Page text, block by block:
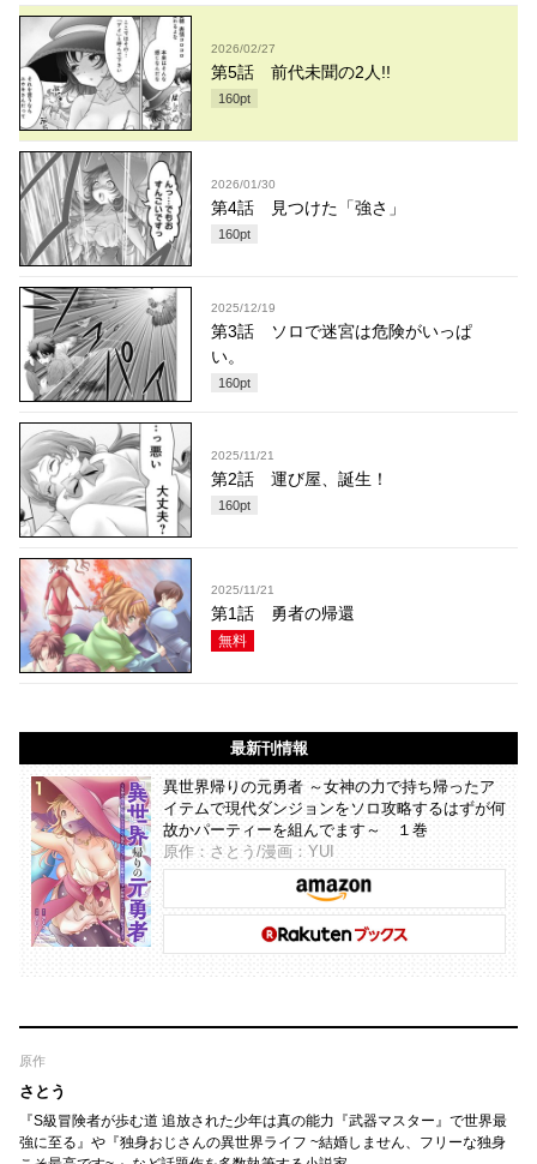
2026/02/27
第5話 前代未聞の2人!!
160pt
2026/01/30
第4話 見つけた「強さ」
160pt
2025/12/19
第3話 ソロで迷宮は危険がいっぱ
い。
160pt
2025/11/21
第2話 運び屋、誕生！
160pt
2025/11/21
第1話 勇者の帰還
無料
最新刊情報
異世界帰りの元勇者 ～女神の力で持ち帰ったア
イテムで現代ダンジョンをソロ攻略するはずが何
故かパーティーを組んでます～ １巻
原作：さとう/漫画：YUI
原作
さとう
『S級冒険者が歩む道 追放された少年は真の能力『武器マスター』で世界最
強に至る』や『独身おじさんの異世界ライフ ~結婚しません、フリーな独身